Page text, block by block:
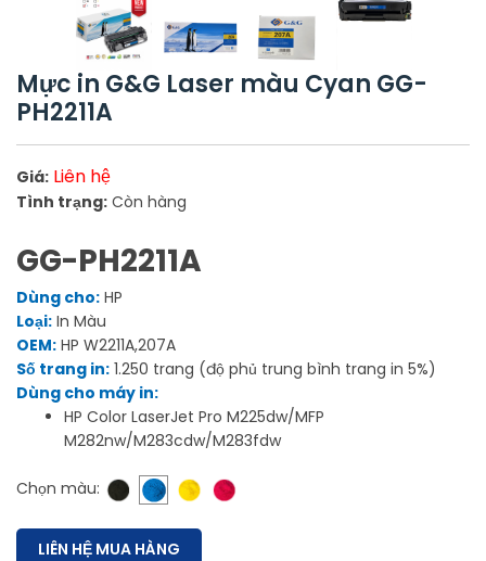
Mực in G&G Laser màu Cyan GG-
PH2211A
Giá: Liên hệ
Tình trạng: Còn hàng
GG-PH2211A
Dùng cho: HP
Loại: In Màu
OEM: HP W2211A,207A
Số trang in: 1.250 trang (độ phủ trung bình trang in 5%)
Dùng cho máy in:
HP Color LaserJet Pro M225dw/MFP
M282nw/M283cdw/M283fdw
Chọn màu:
LIÊN HỆ MUA HÀNG